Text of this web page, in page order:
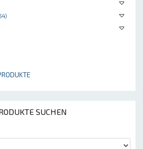
SUCHEN